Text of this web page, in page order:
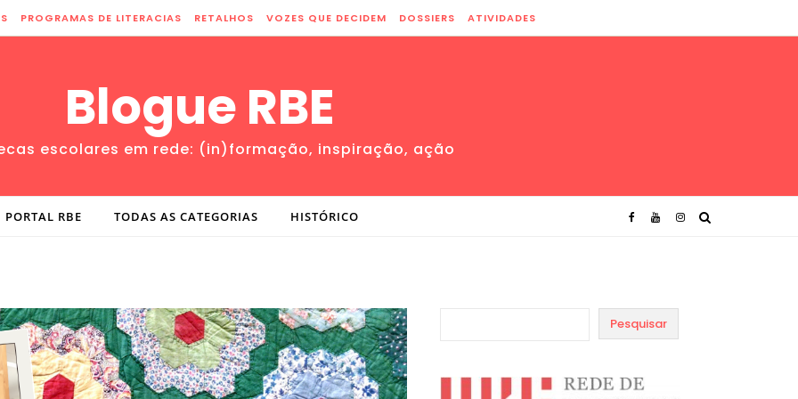
PROGRAMAS DE LITERACIAS RETALHOS VOZES QUE DECIDEM DOSSIERS ATIVIDADES
Blogue RBE
escolares em rede: (in)formação, inspiração, ação
PORTAL RBE TODAS AS CATEGORIAS HISTÓRICO
Pesquisar